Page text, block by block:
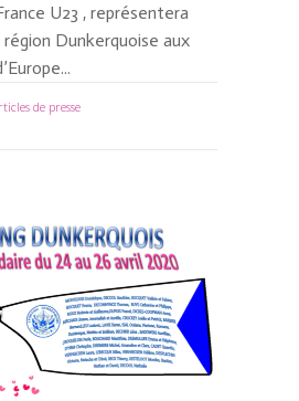
U23 , représentera
Dunkerquoise aux
de presse